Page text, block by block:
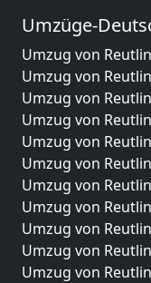
Umzüge-
Umzug von
Umzug von
Umzug von
Umzug von
Umzug von
Umzug von
Umzug von
Umzug von
Umzug von
Umzug von
Umzug von